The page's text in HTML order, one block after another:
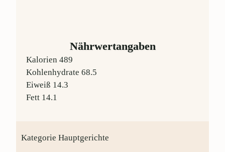
Nährwertangaben
Kalorien 489
Kohlenhydrate 68.5
Eiweiß 14.3
Fett 14.1
Kategorie Hauptgerichte